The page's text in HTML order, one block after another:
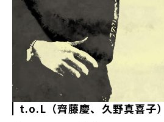
t.o.L（齊藤慶、久野真喜子）